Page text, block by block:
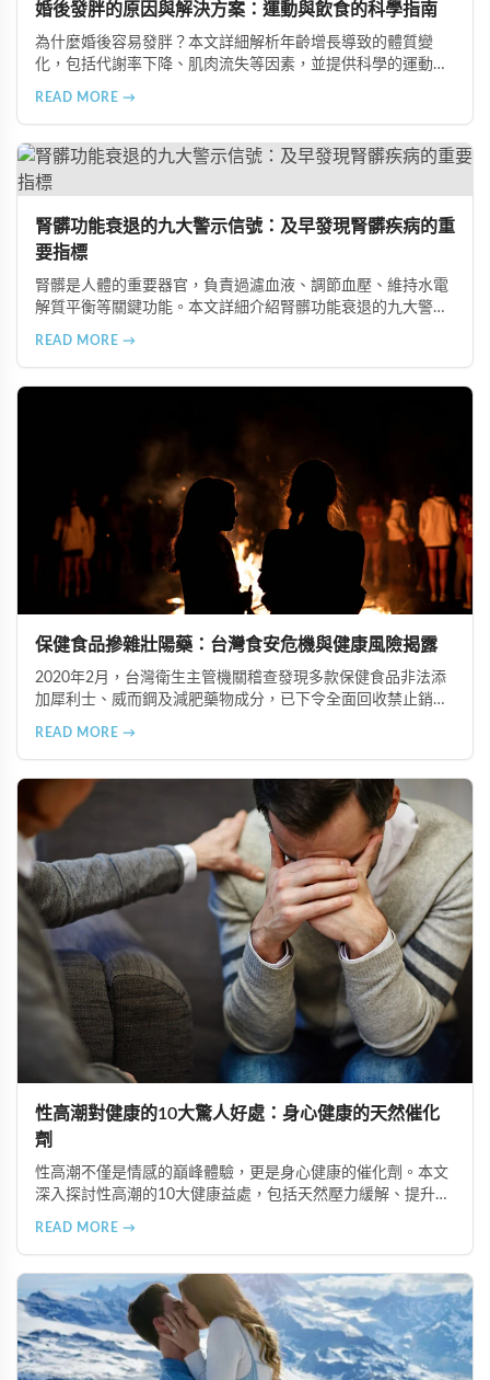
婚後發胖的原因與解決方案：運動與飲食的科學指南
為什麼婚後容易發胖？本文詳細解析年齡增長導致的體質變
化，包括代謝率下降、肌肉流失等因素，並提供科學的運動與
READ MORE →
腎髒功能衰退的九大警示信號：及早發現腎髒疾病的重
要指標
腎髒是人體的重要器官，負責過濾血液、調節血壓、維持水電
解質平衡等關鍵功能。本文詳細介紹腎髒功能衰退的九大警示
READ MORE →
保健食品摻雜壯陽藥：台灣食安危機與健康風險揭露
2020年2月，台灣衛生主管機關稽查發現多款保健食品非法添
加犀利士、威而鋼及減肥藥物成分，已下令全面回收禁止銷
READ MORE →
性高潮對健康的10大驚人好處：身心健康的天然催化
劑
性高潮不僅是情感的巔峰體驗，更是身心健康的催化劑。本文
深入探討性高潮的10大健康益處，包括天然壓力緩解、提升睡
情感連結。
READ MORE →